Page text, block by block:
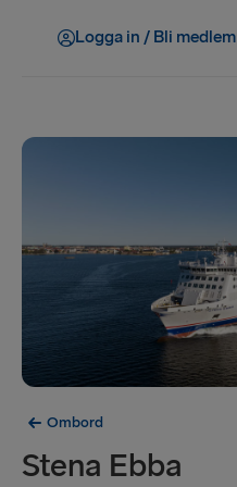
Logga in / Bli medlem
Ombord
Stena Ebba